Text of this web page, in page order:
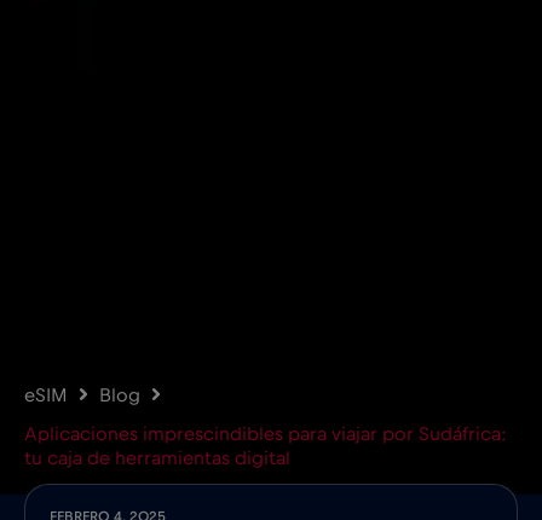
eSIM
Blog
Aplicaciones imprescindibles para viajar por Sudáfrica:
tu caja de herramientas digital
FEBRERO 4, 2025